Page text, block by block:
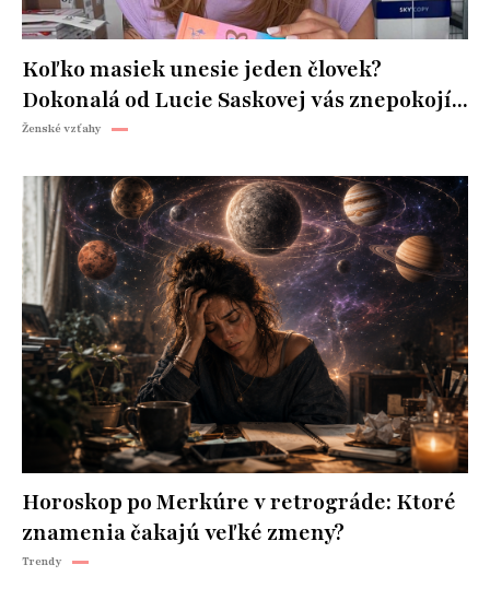
Koľko masiek unesie jeden človek?
Dokonalá od Lucie Saskovej vás znepokojí...
Ženské vzťahy
Horoskop po Merkúre v retrográde: Ktoré
znamenia čakajú veľké zmeny?
Trendy